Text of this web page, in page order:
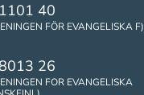
40
FÖR EVANGELISKA F)
26
FOR EVANGELISKA